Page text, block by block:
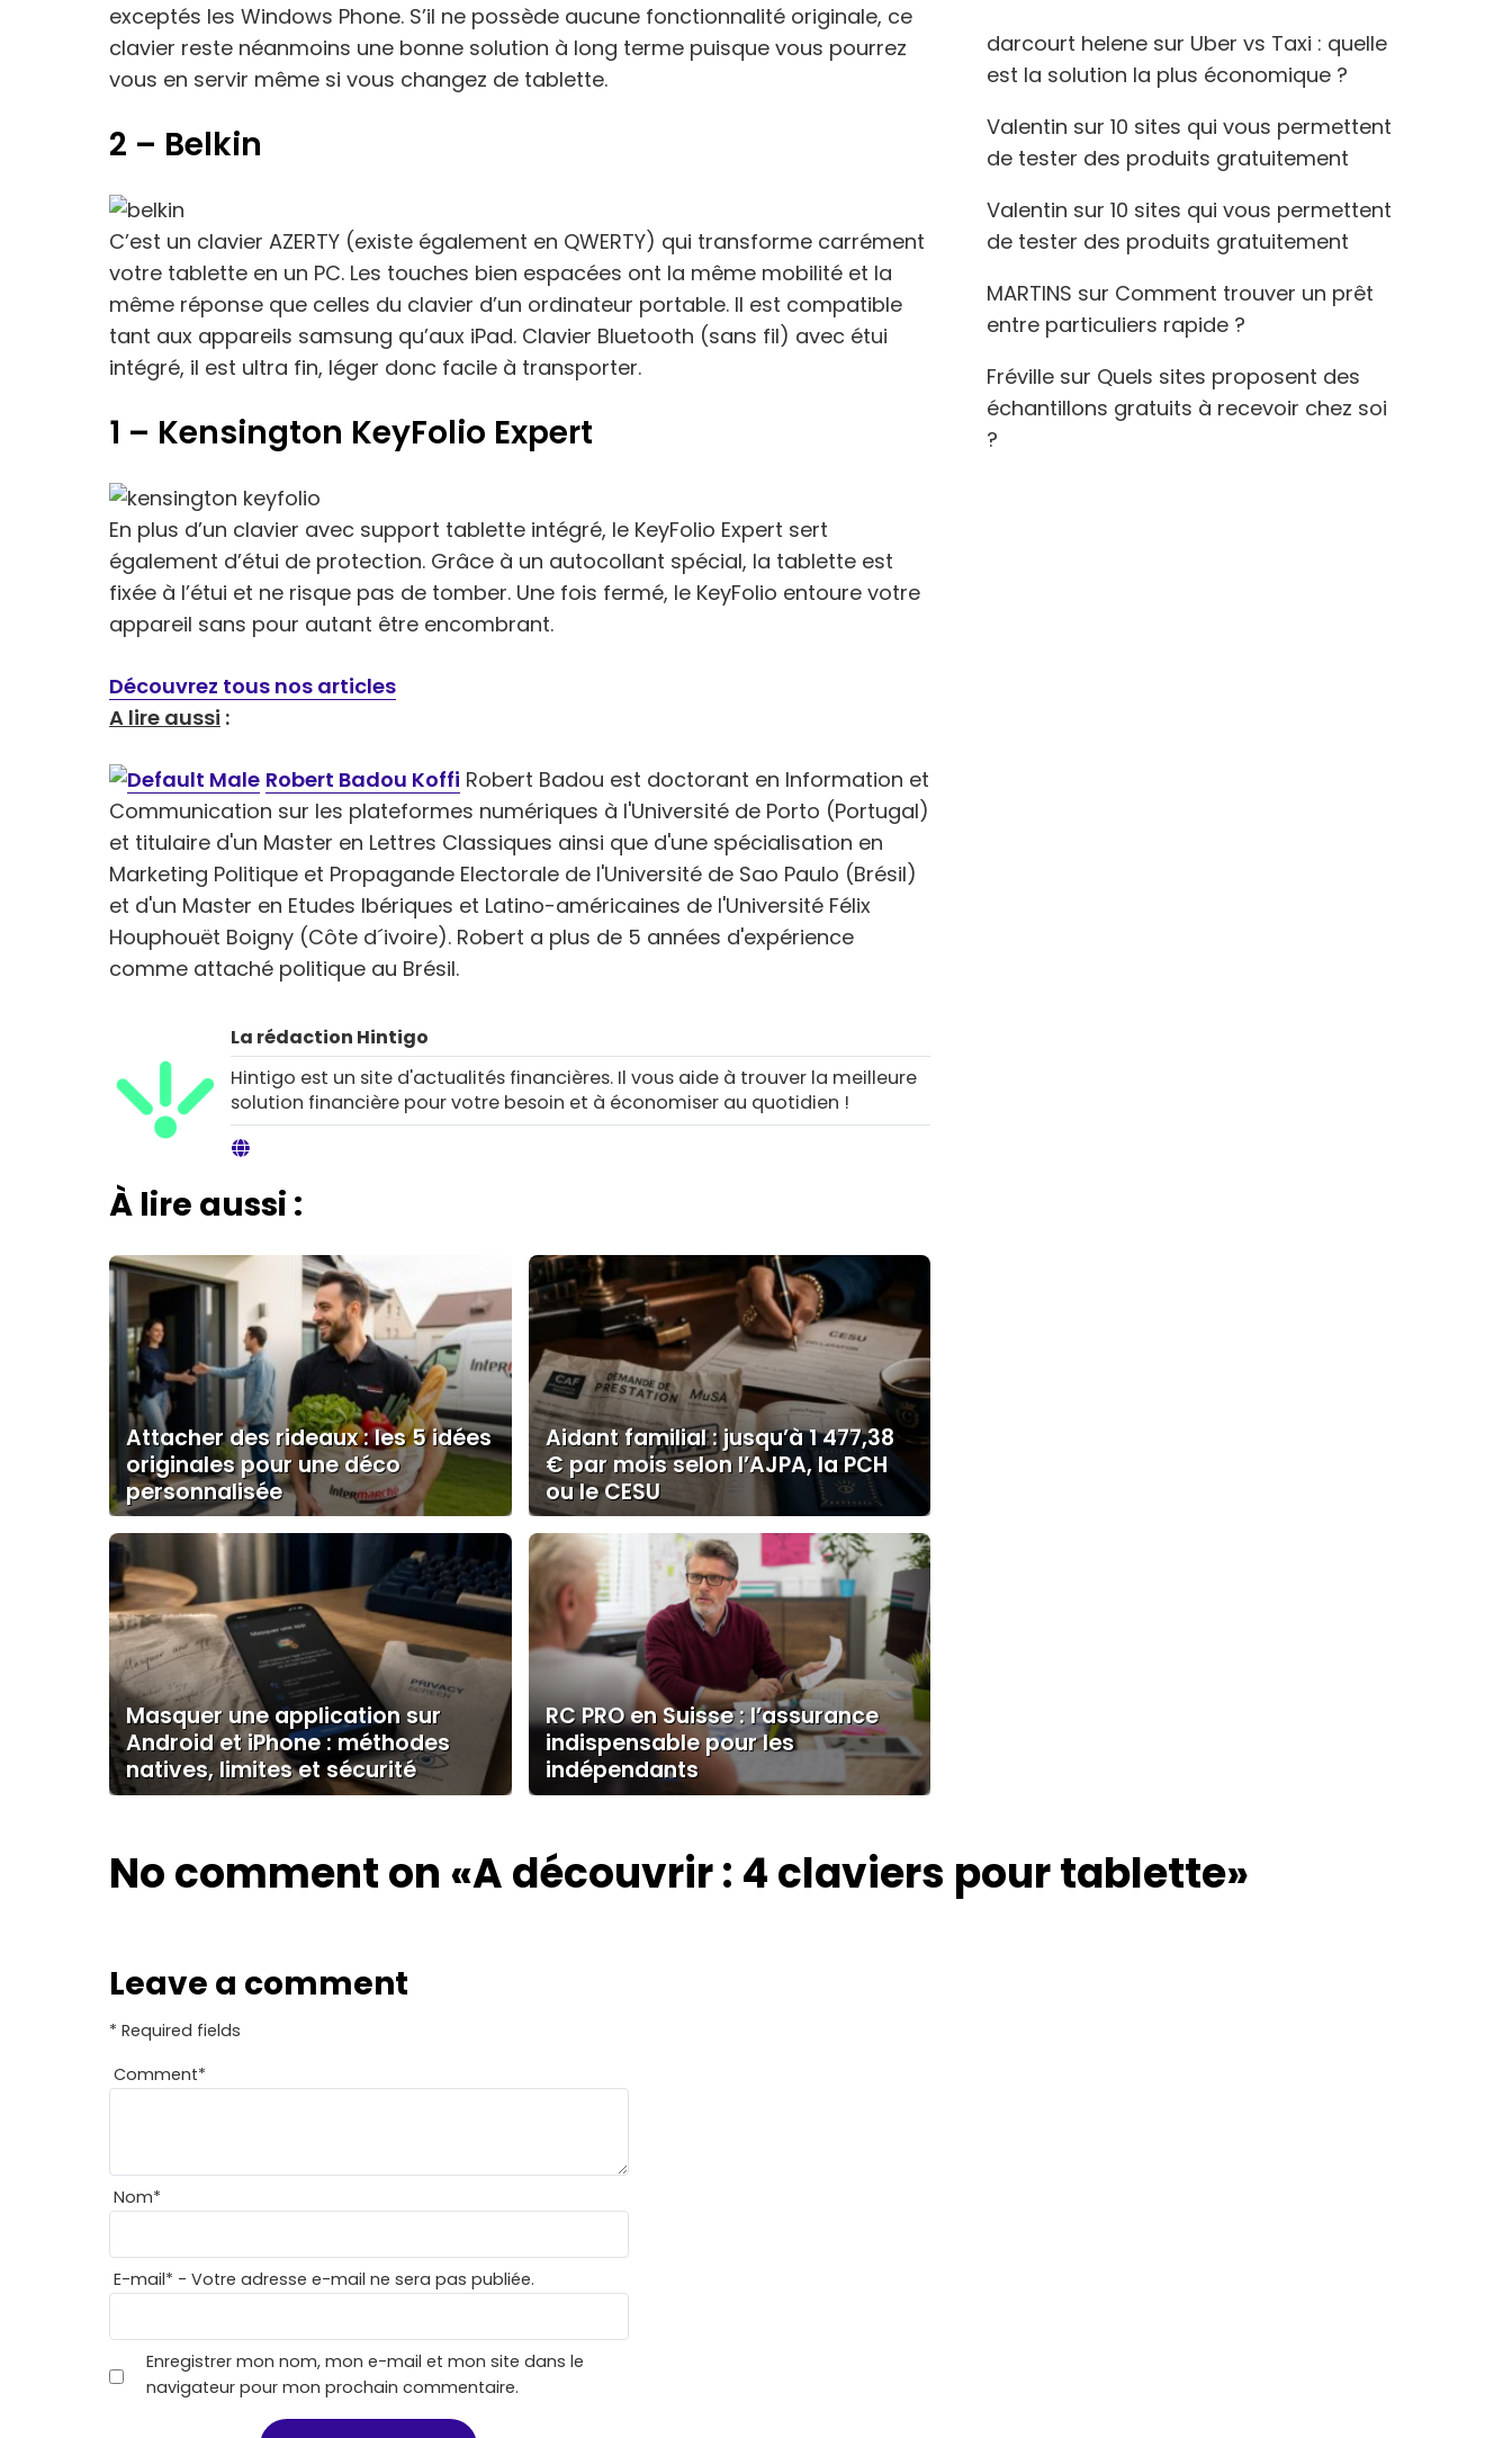
exceptés les Windows Phone. S’il ne possède aucune fonctionnalité originale, ce
clavier reste néanmoins une bonne solution à long terme puisque vous pourrez
vous en servir même si vous changez de tablette.
2 – Belkin
C’est un clavier AZERTY (existe également en QWERTY) qui transforme carrément
votre tablette en un PC. Les touches bien espacées ont la même mobilité et la
même réponse que celles du clavier d’un ordinateur portable. Il est compatible
tant aux appareils samsung qu’aux iPad. Clavier Bluetooth (sans fil) avec étui
intégré, il est ultra fin, léger donc facile à transporter.
1 – Kensington KeyFolio Expert
En plus d’un clavier avec support tablette intégré, le KeyFolio Expert sert
également d’étui de protection. Grâce à un autocollant spécial, la tablette est
fixée à l’étui et ne risque pas de tomber. Une fois fermé, le KeyFolio entoure votre
appareil sans pour autant être encombrant.
Découvrez tous nos articles
A lire aussi :
Robert Badou Koffi Robert Badou est doctorant en Information et
Communication sur les plateformes numériques à l'Université de Porto (Portugal)
et titulaire d'un Master en Lettres Classiques ainsi que d'une spécialisation en
Marketing Politique et Propagande Electorale de l'Université de Sao Paulo (Brésil)
et d'un Master en Etudes Ibériques et Latino-américaines de l'Université Félix
Houphouët Boigny (Côte d´ivoire). Robert a plus de 5 années d'expérience
comme attaché politique au Brésil.
La rédaction Hintigo
Hintigo est un site d'actualités financières. Il vous aide à trouver la meilleure
solution financière pour votre besoin et à économiser au quotidien !
À lire aussi :
Attacher des rideaux : les 5 idées
originales pour une déco
personnalisée
Aidant familial : jusqu’à 1 477,38
€ par mois selon l’AJPA, la PCH
ou le CESU
Masquer une application sur
Android et iPhone : méthodes
natives, limites et sécurité
RC PRO en Suisse : l’assurance
indispensable pour les
indépendants
darcourt helene sur Uber vs Taxi : quelle
est la solution la plus économique ?
Valentin sur 10 sites qui vous permettent
de tester des produits gratuitement
Valentin sur 10 sites qui vous permettent
de tester des produits gratuitement
MARTINS sur Comment trouver un prêt
entre particuliers rapide ?
Fréville sur Quels sites proposent des
échantillons gratuits à recevoir chez soi
?
No comment on «A découvrir : 4 claviers pour tablette»
Leave a comment
* Required fields
Comment*
Nom*
E-mail* - Votre adresse e-mail ne sera pas publiée.
Enregistrer mon nom, mon e-mail et mon site dans le
navigateur pour mon prochain commentaire.